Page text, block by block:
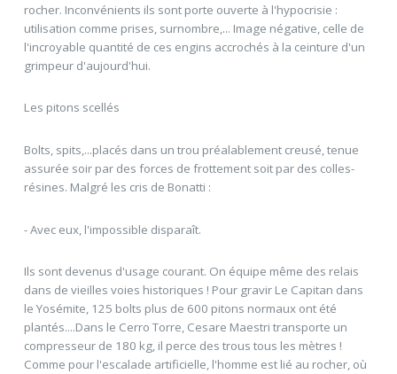
rocher. Inconvénients ils sont porte ouverte à l'hypocrisie :
utilisation comme prises, surnombre,... Image négative, celle de
l'incroyable quantité de ces engins accrochés à la ceinture d'un
grimpeur d'aujourd'hui.
Les pitons scellés
Bolts, spits,...placés dans un trou préalablement creusé, tenue
assurée soir par des forces de frottement soit par des colles-
résines. Malgré les cris de Bonatti :
- Avec eux, l'impossible disparaît.
Ils sont devenus d'usage courant. On équipe même des relais
dans de vieilles voies historiques ! Pour gravir Le Capitan dans
le Yosémite, 125 bolts plus de 600 pitons normaux ont été
plantés....Dans le Cerro Torre, Cesare Maestri transporte un
compresseur de 180 kg, il perce des trous tous les mètres !
Comme pour l'escalade artificielle, l'homme est lié au rocher, où